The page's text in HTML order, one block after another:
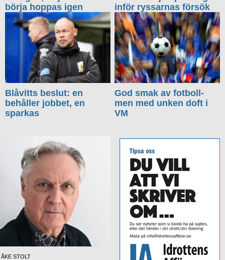
börja hoppas igen
inför ryssarnas försök
Blåvitts beslut: en
behåller jobbet, en
sparkas
God smak av fotboll-
men med unken doft i
VM
ÅKE STOLT